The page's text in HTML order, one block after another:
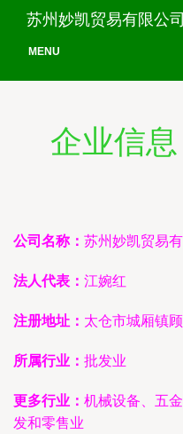
苏州妙凯贸易有限公司
MENU
企业信
公司名称： 苏州妙凯贸易
法人代表： 江婉红
注册地址： 太仓市城厢镇
所属行业： 批发业
更多行业： 机械设备、五
发和零售业